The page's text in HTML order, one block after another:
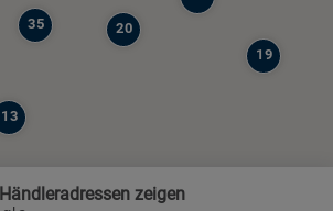
35
19
13
20
Händleradressen zeigen